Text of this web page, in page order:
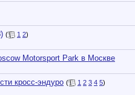
( 1 2)
Motorsport Park в Москве
кросс-эндуро ( 1 2 3 4 5)